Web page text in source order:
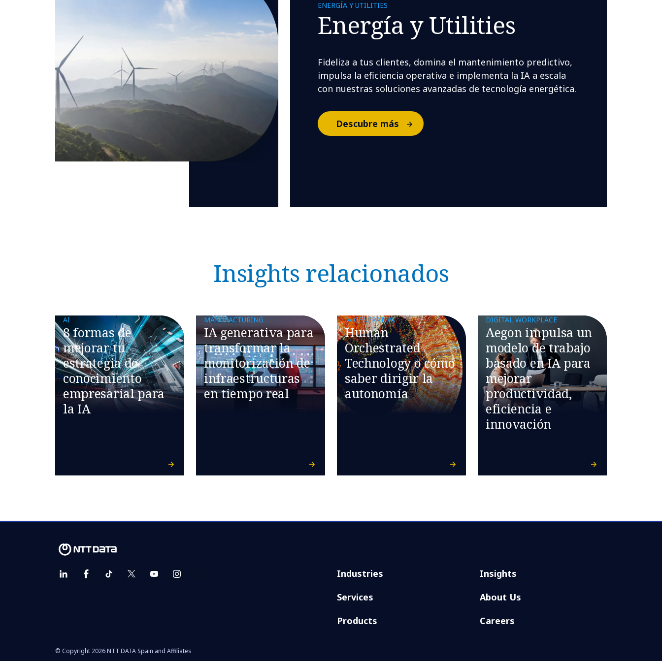
ENERGÍA Y UTILITIES
Energía y Utilities
Fideliza a tus clientes, domina el mantenimiento predictivo,
impulsa la eficiencia operativa e implementa la IA a escala
con nuestras soluciones avanzadas de tecnología energética.
Descubre más
Insights relacionados
AI
8 formas de
mejorar tu
estrategia de
conocimiento
empresarial para
la IA
MANUFACTURING
IA generativa para
transformar la
monitorización de
infraestructuras
en tiempo real
IA GENERATIVA
Human
Orchestrated
Technology o cómo
saber dirigir la
autonomía
DIGITAL WORKPLACE
Aegon impulsa un
modelo de trabajo
basado en IA para
mejorar
productividad,
eficiencia e
innovación
Industries
Services
Products
Insights
About Us
Careers
© Copyright 2026 NTT DATA Spain and Affiliates